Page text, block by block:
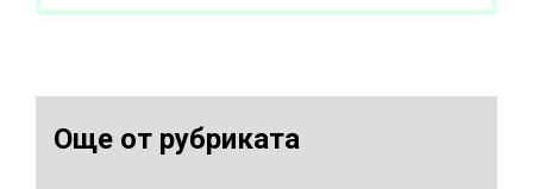
Още от рубриката